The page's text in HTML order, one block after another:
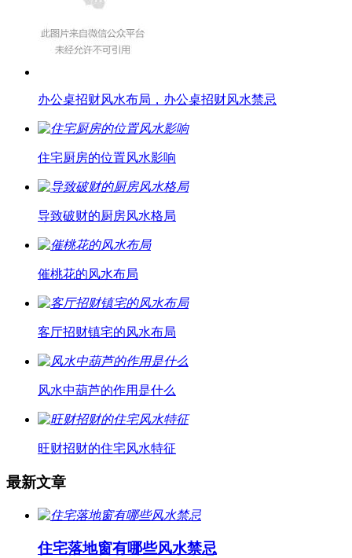
办公桌招财风水布局，办公桌招财风水禁忌
住宅厨房的位置风水影响
导致破财的厨房风水格局
催桃花的风水布局
客厅招财镇宅的风水布局
风水中葫芦的作用是什么
旺财招财的住宅风水特征
最新文章
住宅落地窗有哪些风水禁忌